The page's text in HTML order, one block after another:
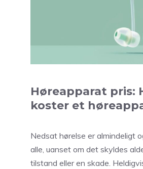
Høreapparat pris:
koster et
Nedsat hørelse er almindeligt
alle, uanset om det skyldes
tilstand eller en skade.